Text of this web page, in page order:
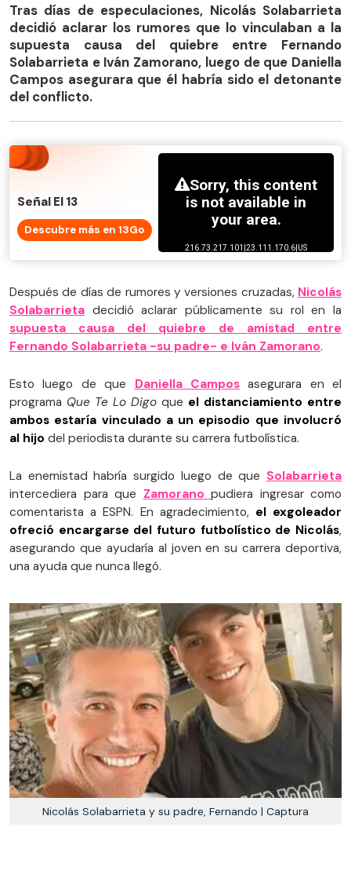
Tras días de especulaciones, Nicolás Solabarrieta
decidió aclarar los rumores que lo vinculaban a la
supuesta causa del quiebre entre Fernando
Solabarrieta e Iván Zamorano, luego de que Daniella
Campos asegurara que él habría sido el detonante
del conflicto.
Señal El 13
Descubre más en 13Go
Después de días de rumores y versiones cruzadas, Nicolás
Solabarrieta decidió aclarar públicamente su rol en la
supuesta causa del quiebre de amistad entre
Fernando Solabarrieta -su padre- e Iván Zamorano.
Esto luego de que Daniella Camposasegurara en el
programa Que Te Lo Digo que el distanciamiento entre
ambos estaría vinculado a un episodio que involucró
al hijo del periodista durante su carrera futbolística.
La enemistad habría surgido luego de que Solabarrieta
intercediera para que Zamorano pudiera ingresar como
comentarista a ESPN. En agradecimiento, el exgoleador
ofreció encargarse del futuro futbolístico de Nicolás,
asegurando que ayudaría al joven en su carrera deportiva,
una ayuda que nunca llegó.
Nicolás Solabarrieta y su padre, Fernando | Captura